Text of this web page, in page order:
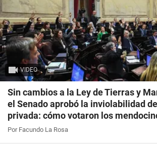
VIDEO
Sin cambios a la Ley de Tierras y
el Senado aprobó la inviolabilidad
privada: cómo votaron los
Por Facundo La Rosa